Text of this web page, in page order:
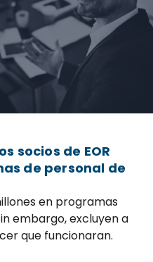
socios de EOR
de personal de
en programas
embargo, excluyen a
que funcionaran.